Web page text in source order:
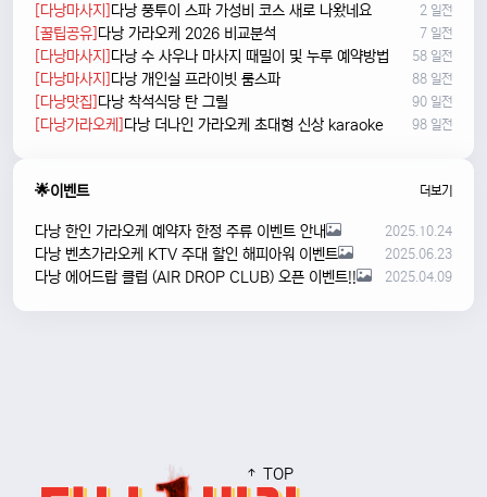
[다낭마사지]다낭 풍투이 스파 가성비 코스 새로 나왔네요 2 일전
[꿀팁공유]다낭 가라오케 2026 비교분석 7 일전
[다낭마사지]다낭 수 사우나 마사지 때밀이 및 누루 예약방법 58 일전
[다낭마사지]다낭 개인실 프라이빗 룸스파 88 일전
[다낭맛집]다낭 착석식당 탄 그릴 90 일전
[다낭가라오케]다낭 더나인 가라오케 초대형 신상 karaoke 98 일전
🌟이벤트 더보기
다낭 한인 가라오케 예약자 한정 주류 이벤트 안내 2025.10.24
다낭 벤츠가라오케 KTV 주대 할인 해피아워 이벤트 2025.06.23
다낭 에어드랍 클럽 (AIR DROP CLUB) 오픈 이벤트!! 2025.04.09
TOP